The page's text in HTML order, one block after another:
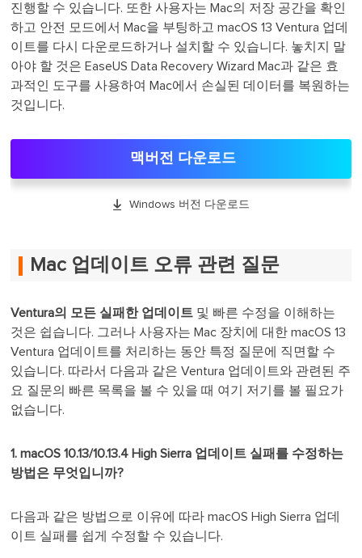
진행할 수 있습니다. 또한 사용자는 Mac의 저장 공간을 확인
하고 안전 모드에서 Mac을 부팅하고 macOS 13 Ventura 업데
이트를 다시 다운로드하거나 설치할 수 있습니다. 놓치지 말
아야 할 것은 EaseUS Data Recovery Wizard Mac과 같은 효
과적인 도구를 사용하여 Mac에서 손실된 데이터를 복원하는
것입니다.
맥버전 다운로드
 Windows 버전 다운로드
Mac 업데이트 오류 관련 질문
Ventura의 모든 실패한 업데이트 및 빠른 수정을 이해하는
것은 쉽습니다. 그러나 사용자는 Mac 장치에 대한 macOS 13
Ventura 업데이트를 처리하는 동안 특정 질문에 직면할 수
있습니다. 따라서 다음과 같은 Ventura 업데이트와 관련된 주
요 질문의 빠른 목록을 볼 수 있을 때 여기 저기를 볼 필요가
없습니다.
1. macOS 10.13/10.13.4 High Sierra 업데이트 실패를 수정하는
방법은 무엇입니까?
다음과 같은 방법으로 이유에 따라 macOS High Sierra 업데
이트 실패를 쉽게 수정할 수 있습니다.